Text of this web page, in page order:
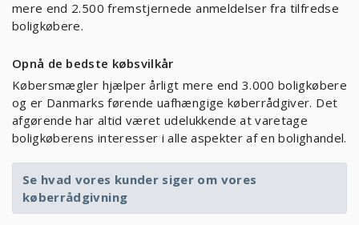
mere end 2.500 fremstjernede anmeldelser fra tilfredse
boligkøbere.
Opnå de bedste købsvilkår
Købersmægler hjælper årligt mere end 3.000 boligkøbere
og er Danmarks førende uafhængige køberrådgiver. Det
afgørende har altid været udelukkende at varetage
boligkøberens interesser i alle aspekter af en bolighandel.
Se hvad vores kunder siger om vores
køberrådgivning